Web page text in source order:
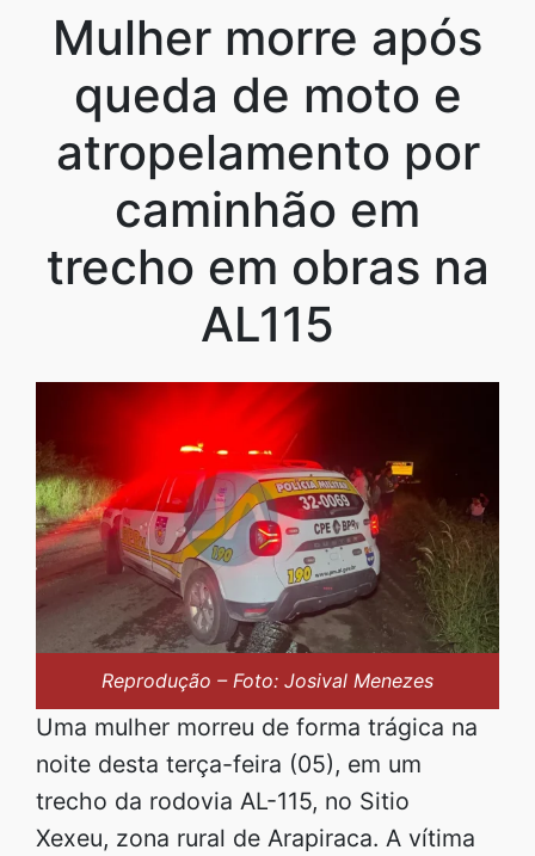
Mulher morre após
queda de moto e
atropelamento por
caminhão em
trecho em obras na
AL115
Reprodução – Foto: Josival Menezes
Uma mulher morreu de forma trágica na
noite desta terça-feira (05), em um
trecho da rodovia AL-115, no Sitio
Xexeu, zona rural de Arapiraca. A vítima